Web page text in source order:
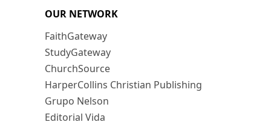
OUR NETWORK
FaithGateway
StudyGateway
ChurchSource
HarperCollins Christian Publishing
Grupo Nelson
Editorial Vida